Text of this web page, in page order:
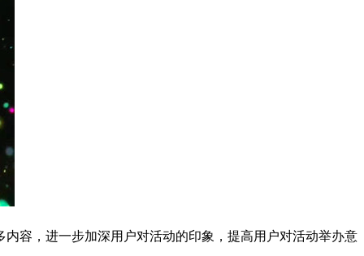
容，进一步加深用户对活动的印象，提高用户对活动举办意